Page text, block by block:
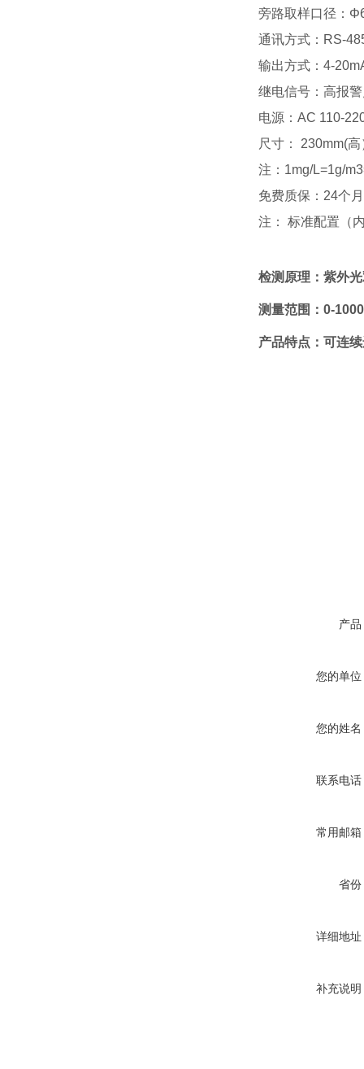
旁路取样口径：
通讯方式：RS-
输出方式：4-
继电信号：高报
电源：AC 110-
尺寸： 230mm(
注：1mg/L=1g/
免费质保：24个
注： 标准配置（
检测原理：紫外
测量范围： 0-
产品特点：可连
产品
您的单位
您的姓名
联系电话
常用邮箱
省份
详细地址
补充说明